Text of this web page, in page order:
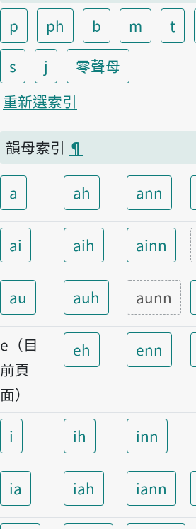
p
ph b m t
s
j
零聲母
重新選索引
韻母索引 ¶
a ah ann
ai aih ainn
au auh aunn
e（目
前頁
面）
eh enn
i ih inn
ia iah iann